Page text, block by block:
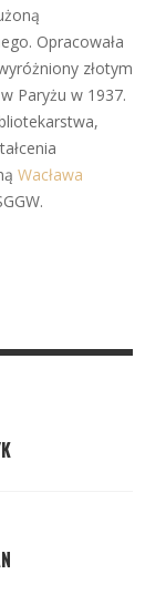
Opracowała
złotym
Paryżu w 1937.
Wacława